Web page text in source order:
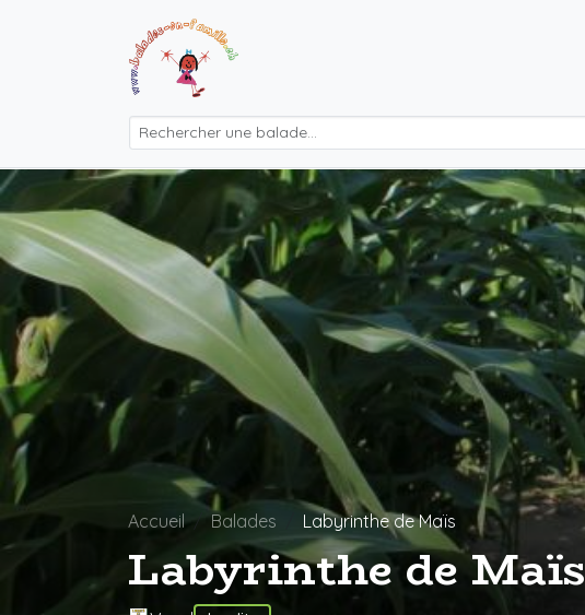
Accueil Balades Labyrinthe de Maïs
Labyrinthe de Maïs